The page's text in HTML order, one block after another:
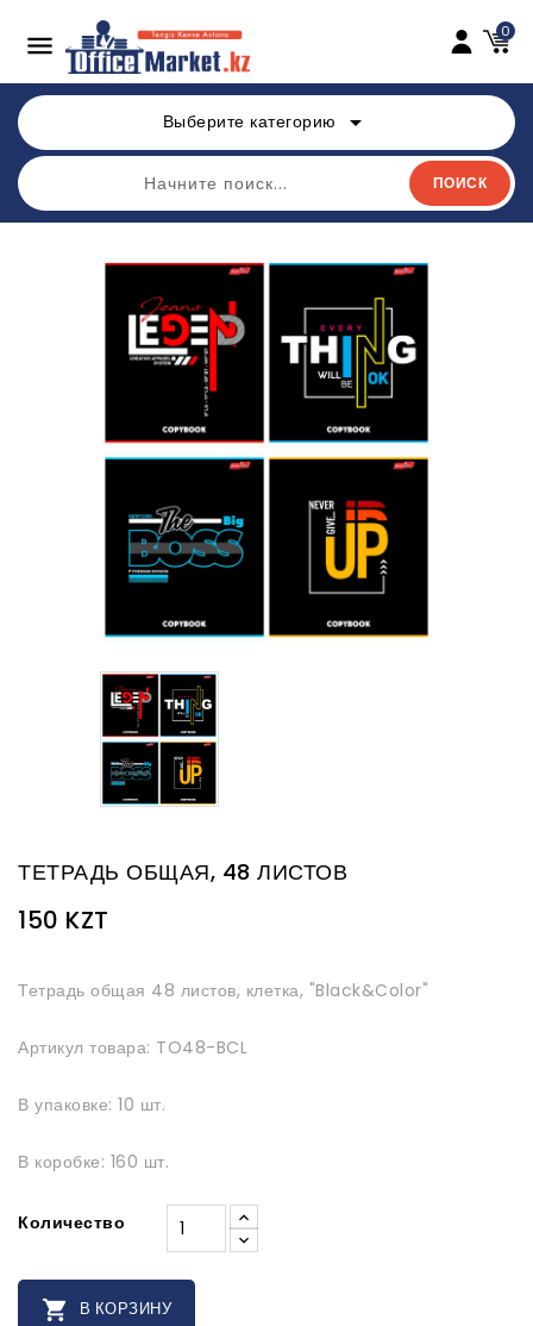
 0
Выберите категорию arrow_drop_down
ПОИСК
ТЕТРАДЬ ОБЩАЯ, 48 ЛИСТОВ
150 KZT
Тетрадь общая 48 листов, клетка, "Black&Color"
Артикул товара: TO48-BCL
В упаковке: 10 шт.
В коробке: 160 шт.
Количество
 В КОРЗИНУ